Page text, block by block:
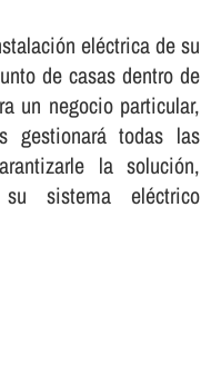
eléctrica de su
de casas dentro de
un negocio particular,
gestionará todas las
la solución,
sistema eléctrico